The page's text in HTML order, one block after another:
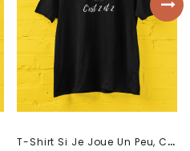
T
-Shirt Si Je Joue Un Peu, C'est 2 Et 2 Homme